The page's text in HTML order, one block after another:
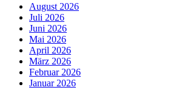
August 2026
Juli 2026
Juni 2026
Mai 2026
April 2026
März 2026
Februar 2026
Januar 2026